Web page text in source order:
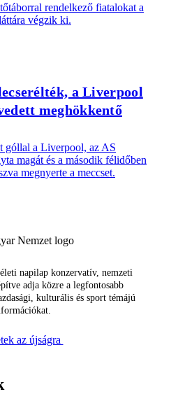
rendelkező fiatalokat a
végzik ki.
a Liverpool
meghökkentő
góllal a Liverpool, az AS
magát és a második félidőben
megnyerte a meccset.
napilap konzervatív, nemzeti
adja közre a legfontosabb
kulturális és sport témájú
az újságra